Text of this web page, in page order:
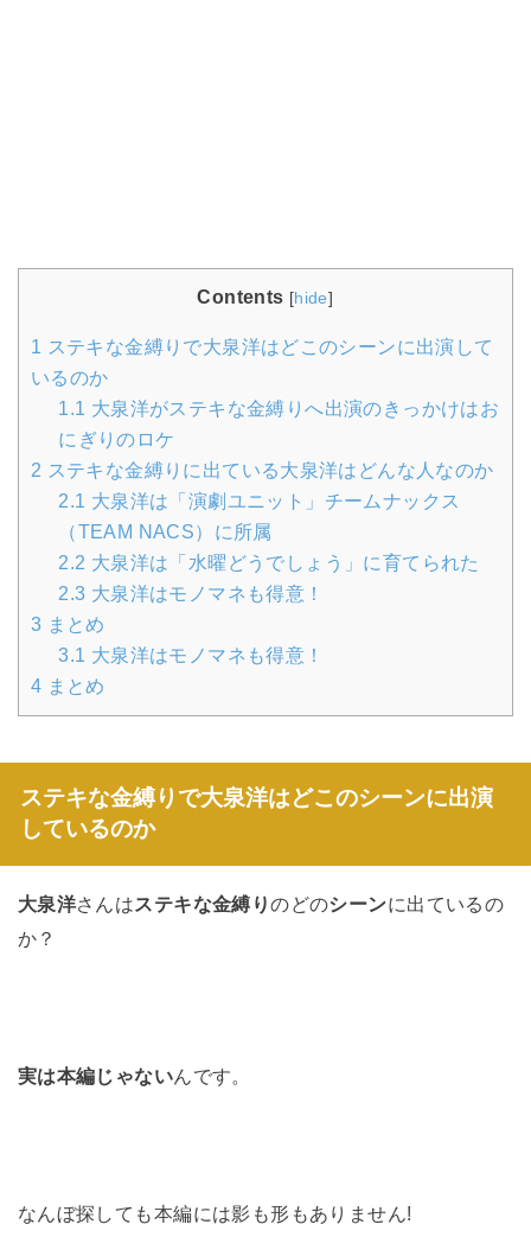
Contents [hide]
1 ステキな金縛りで大泉洋はどこのシーンに出演して
いるのか
1.1 大泉洋がステキな金縛りへ出演のきっかけはお
にぎりのロケ
2 ステキな金縛りに出ている大泉洋はどんな人なのか
2.1 大泉洋は「演劇ユニット」チームナックス
（TEAM NACS）に所属
2.2 大泉洋は「水曜どうでしょう」に育てられた
2.3 大泉洋はモノマネも得意！
3 まとめ
3.1 大泉洋はモノマネも得意！
4 まとめ
ステキな金縛りで大泉洋はどこのシーンに出演
しているのか
大泉洋さんはステキな金縛りのどのシーンに出ているの
か？
実は本編じゃないんです。
なんぼ探しても本編には影も形もありません!